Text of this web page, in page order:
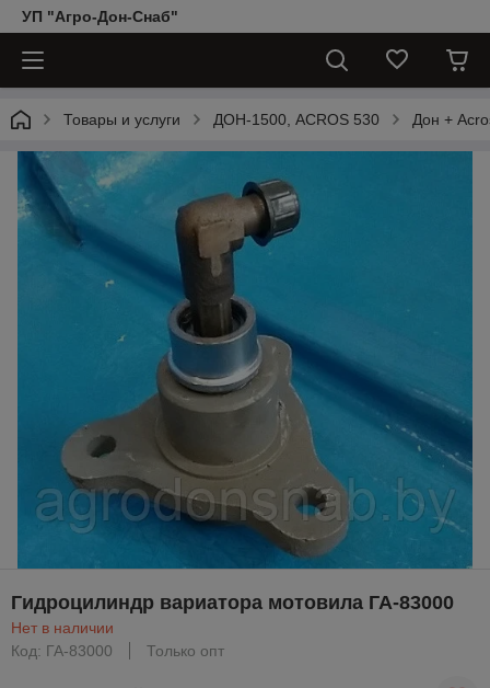
УП "Агро-Дон-Снаб"
Товары и услуги ДОН-1500, АCROS 530 Дон +
Гидроцилиндр вариатора мотовила ГА-83000
Нет в наличии
Код: ГА-83000
Только опт